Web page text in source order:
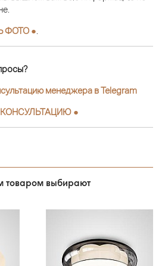
ФОТО ●
менеджера в Telegram
●
товаром выбирают